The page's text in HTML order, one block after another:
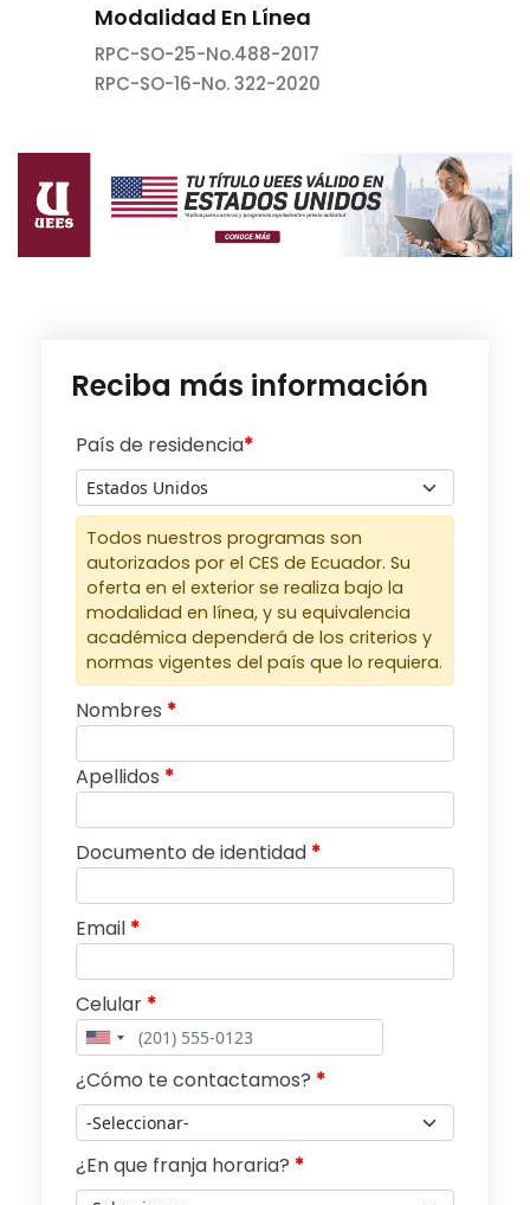
Modalidad En Línea
RPC-SO-25-No.488-2017
RPC-SO-16-No. 322-2020
Reciba más información